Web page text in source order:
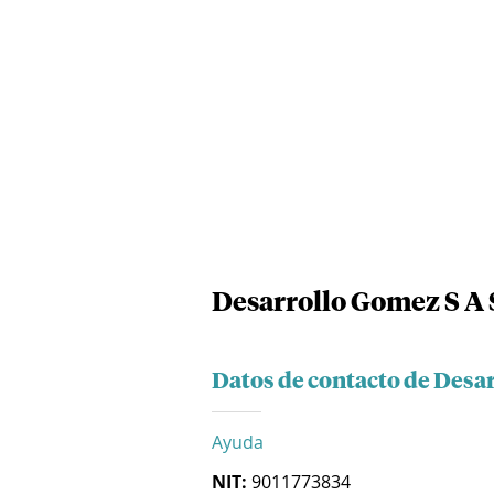
Desarrollo Gomez S A
Datos de contacto de
Ayuda
NIT: 9011773834